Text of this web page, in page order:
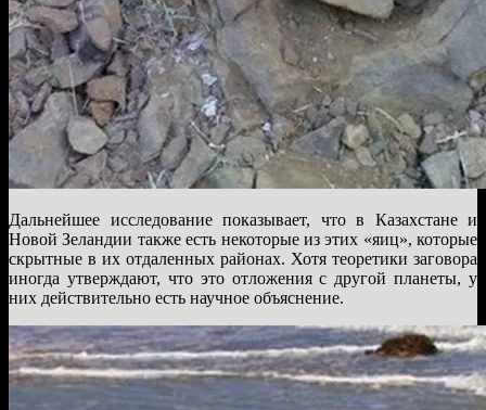
Дальнейшее исследование показывает, что в Казахстане и
Новой Зеландии также есть некоторые из этих «яиц», которые
скрытные в их отдаленных районах. Хотя теоретики заговора
иногда утверждают, что это отложения с другой планеты, у
них действительно есть научное объяснение.